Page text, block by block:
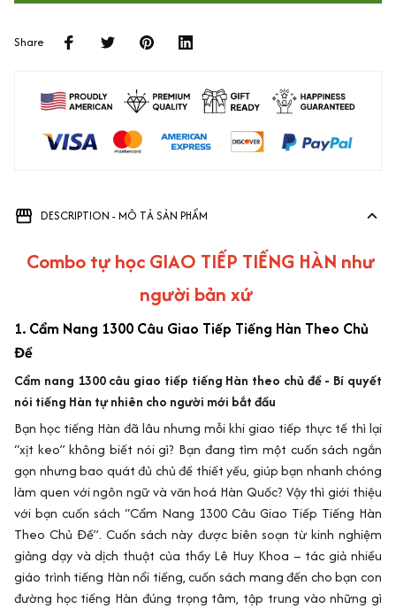
Share
DESCRIPTION - MÔ TẢ SẢN PHẨM
Combo tự học GIAO TIẾP TIẾNG HÀN như
người bản xứ
1. Cẩm Nang 1300 Câu Giao Tiếp Tiếng Hàn Theo Chủ
Đề
Cẩm nang 1300 câu giao tiếp tiếng Hàn theo chủ đề - Bí quyết
nói tiếng Hàn tự nhiên cho người mới bắt đầu
Bạn học tiếng Hàn đã lâu nhưng mỗi khi giao tiếp thực tế thì lại
“xịt keo” không biết nói gì? Bạn đang tìm một cuốn sách ngắn
gọn nhưng bao quát đủ chủ đề thiết yếu, giúp bạn nhanh chóng
làm quen với ngôn ngữ và văn hoá Hàn Quốc? Vậy thì giới thiệu
với bạn cuốn sách “Cẩm Nang 1300 Câu Giao Tiếp Tiếng Hàn
Theo Chủ Đề”. Cuốn sách này được biên soạn từ kinh nghiệm
giảng dạy và dịch thuật của thầy Lê Huy Khoa – tác giả nhiều
giáo trình tiếng Hàn nổi tiếng, cuốn sách mang đến cho bạn con
đường học tiếng Hàn đúng trọng tâm, tập trung vào những gì